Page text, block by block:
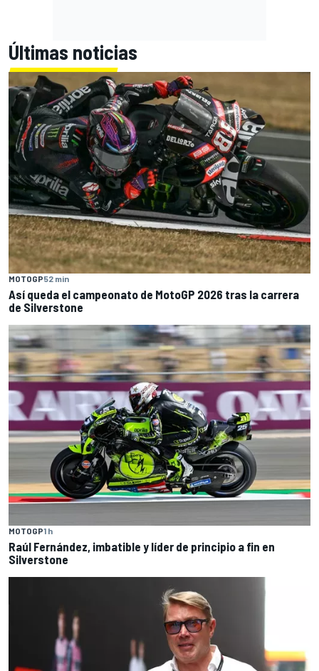
Últimas noticias
MOTOGP52 min
Así queda el campeonato de MotoGP 2026 tras la carrera
de Silverstone
MOTOGP1 h
Raúl Fernández, imbatible y líder de principio a fin en
Silverstone